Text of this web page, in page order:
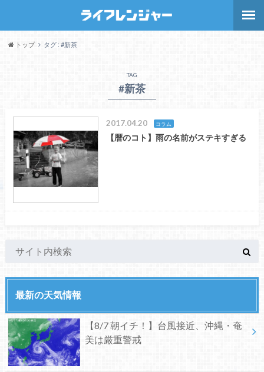
トップ タグ : #新茶
TAG
#新茶
2017.04.20 コラム
【暦のコト】雨の名前がステキすぎる
最新の天気情報
【8/7 朝イチ！】台風接近、沖縄・奄
美は厳重警戒